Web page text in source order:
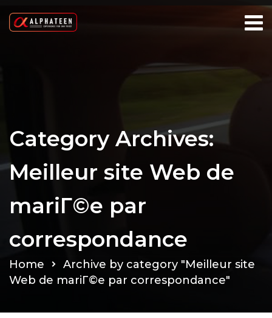
Category Archives:
Meilleur site Web de
mariГ©e par
correspondance
Home
Archive by category "Meilleur site
Web de mariГ©e par correspondance"